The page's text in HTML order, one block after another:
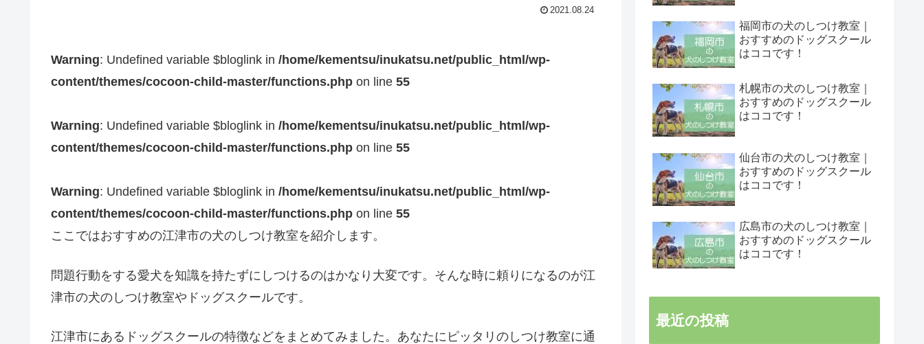
2021.08.24
Warning: Undefined variable $bloglink in /home/kementsu/inukatsu.net/public_html/wp-
content/themes/cocoon-child-master/functions.php on line 55
Warning: Undefined variable $bloglink in /home/kementsu/inukatsu.net/public_html/wp-
content/themes/cocoon-child-master/functions.php on line 55
Warning: Undefined variable $bloglink in /home/kementsu/inukatsu.net/public_html/wp-
content/themes/cocoon-child-master/functions.php on line 55
ここではおすすめの江津市の犬のしつけ教室を紹介します。
問題行動をする愛犬を知識を持たずにしつけるのはかなり大変です。そんな時に頼りになるのが江
津市の犬のしつけ教室やドッグスクールです。
江津市にあるドッグスクールの特徴などをまとめてみました。あなたにピッタリのしつけ教室に通
福岡市の犬のしつけ教室｜
おすすめのドッグスクール
はココです！
札幌市の犬のしつけ教室｜
おすすめのドッグスクール
はココです！
仙台市の犬のしつけ教室｜
おすすめのドッグスクール
はココです！
広島市の犬のしつけ教室｜
おすすめのドッグスクール
はココです！
最近の投稿